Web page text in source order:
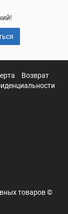
Возврат
товаров ©